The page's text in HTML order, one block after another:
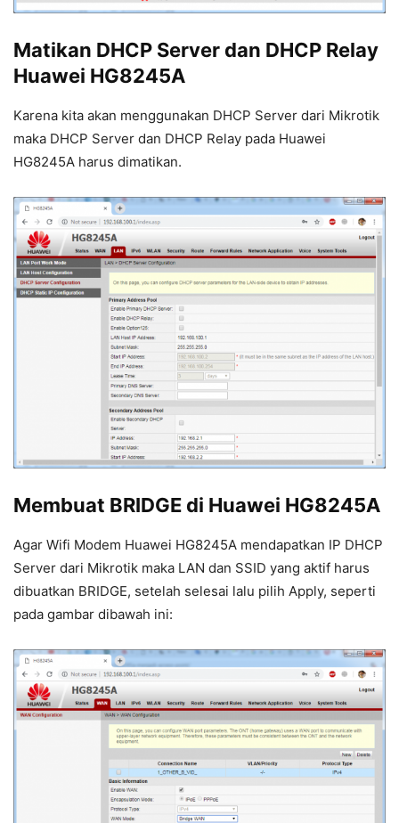
Matikan DHCP Server dan DHCP Relay
Huawei HG8245A
Karena kita akan menggunakan DHCP Server dari Mikrotik
maka DHCP Server dan DHCP Relay pada Huawei
HG8245A harus dimatikan.
Membuat BRIDGE di Huawei HG8245A
Agar Wifi Modem Huawei HG8245A mendapatkan IP DHCP
Server dari Mikrotik maka LAN dan SSID yang aktif harus
dibuatkan BRIDGE, setelah selesai lalu pilih Apply, seperti
pada gambar dibawah ini: